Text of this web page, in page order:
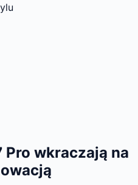
Pro wkraczają na